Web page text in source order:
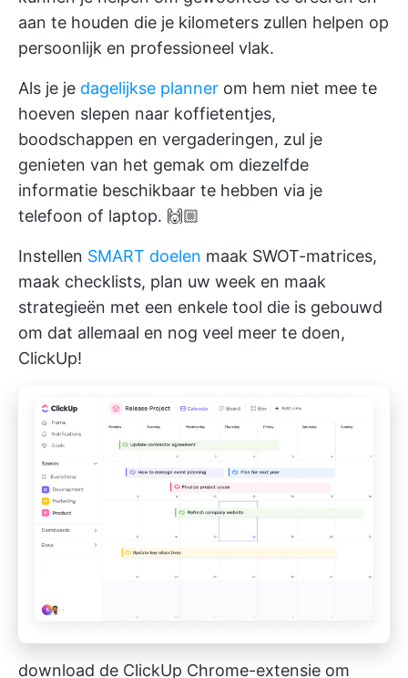
aan te houden die je kilometers zullen helpen op
persoonlijk en professioneel vlak.
Als je je dagelijkse planner om hem niet mee te
hoeven slepen naar koffietentjes,
boodschappen en vergaderingen, zul je
genieten van het gemak om diezelfde
informatie beschikbaar te hebben via je
telefoon of laptop. 🙌🏼
Instellen SMART doelen maak SWOT-matrices,
maak checklists, plan uw week en maak
strategieën met een enkele tool die is gebouwd
om dat allemaal en nog veel meer te doen,
ClickUp!
download de ClickUp Chrome-extensie om